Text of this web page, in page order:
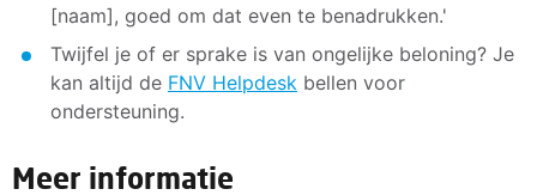
[naam], goed om dat even te benadrukken.'
Twijfel je of er sprake is van ongelijke beloning? Je
kan altijd de FNV Helpdesk bellen voor
ondersteuning.
Meer informatie